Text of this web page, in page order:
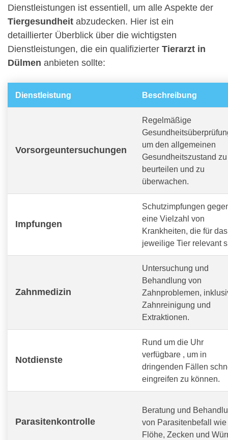
Dienstleistungen ist essentiell, um alle Aspekte der
Tiergesundheit abzudecken. Hier ist ein
detaillierter Überblick über die wichtigsten
Dienstleistungen, die ein qualifizierter Tierarzt in
Dülmen anbieten sollte:
Dienstleistung Beschreibung
Vorsorgeuntersuchungen
Regelmäßige
um den allgemeinen
Gesundheitszustand zu
beurteilen und zu
überwachen.
Impfungen
Schutzimpfungen
eine Vielzahl von
Krankheiten, die für das
jeweilige Tier relevant
Zahnmedizin
Untersuchung und
Behandlung von
Zahnproblemen,
Zahnreinigung und
Extraktionen.
Notdienste
Rund um die Uhr
verfügbare , um in
dringenden Fällen
eingreifen zu können.
Parasitenkontrolle
Beratung und
von Parasitenbefall wie
Flöhe, Zecken und